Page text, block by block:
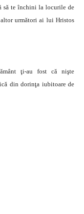
să te închini la locurile de
următori ai lui Hristos
ţi-au fost că nişte
din dorinţa iubitoare de